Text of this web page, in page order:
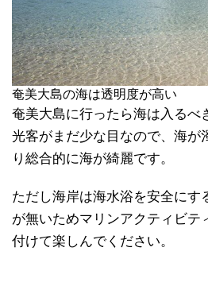
奄美大島の海は透明度が高い
奄美大島に行ったら海は入るべ
光客がまだ少な目なので、海が
り総合的に海が綺麗です。
ただし海岸は海水浴を安全にす
が無いためマリンアクティビテ
付けて楽しんでください。